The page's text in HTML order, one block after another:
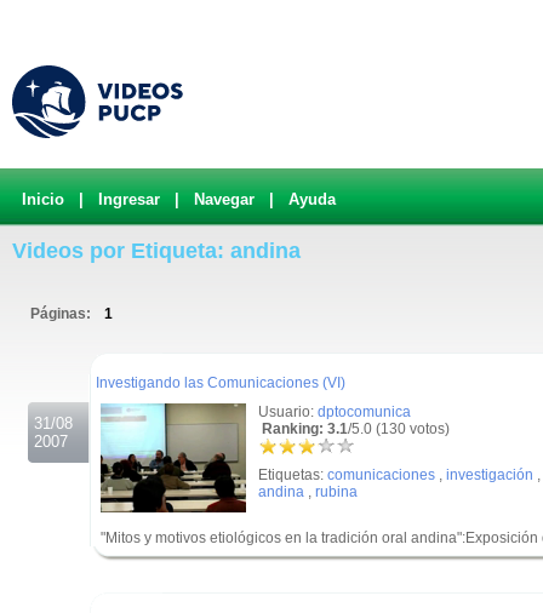
Inicio Ingresar Navegar Ayuda
Videos por Etiqueta: andina
Páginas: 1
31/08
2007
Investigando las Comunicaciones (VI)
Usuario: dptocomunica
Ranking: 3.1/5.0 (130 votos)
Etiquetas: comunicaciones , investigación ,
andina , rubina
"Mitos y motivos etiológicos en la tradición oral